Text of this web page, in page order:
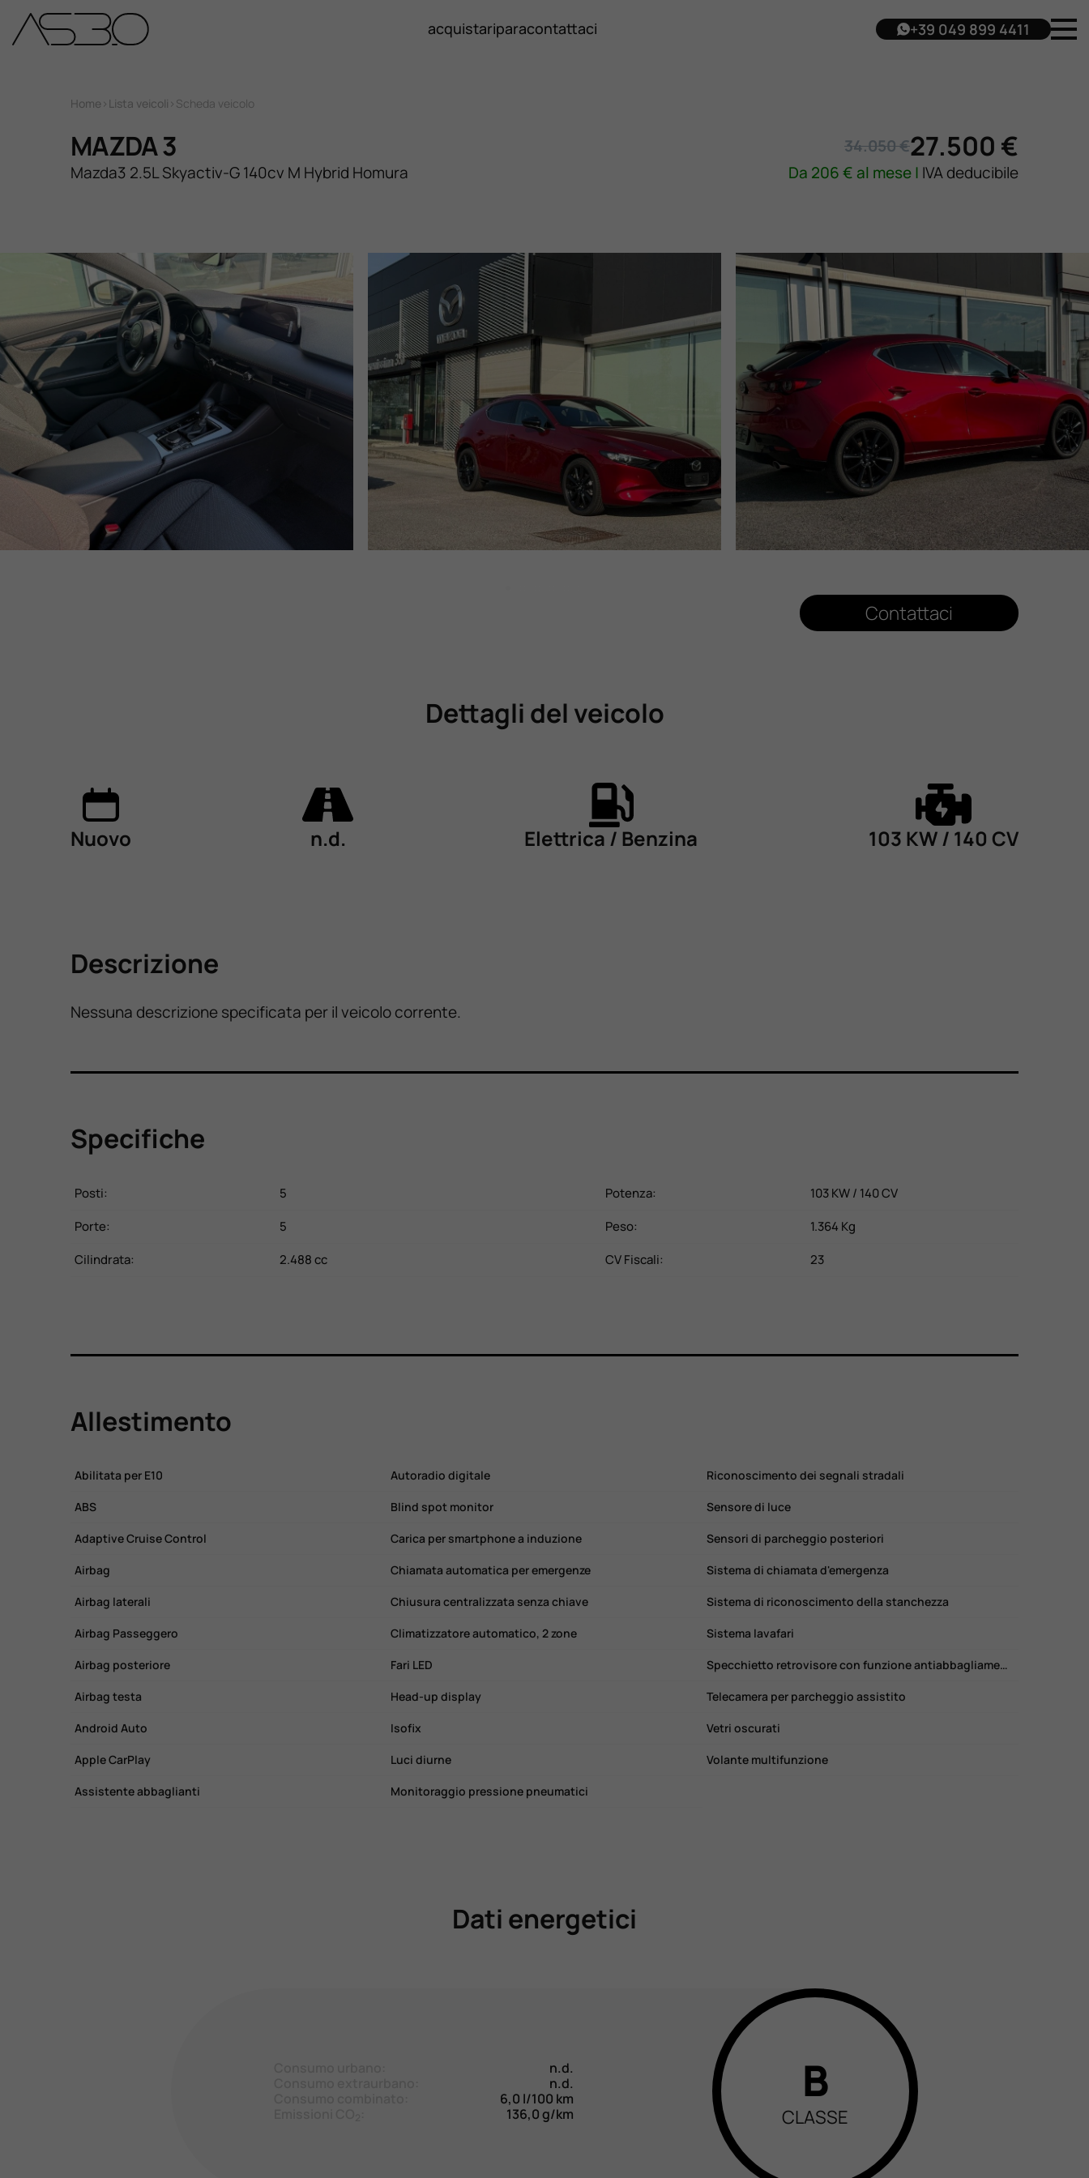
Auto Usate
Novità Sui Nostri Veicoli
Lavora Con Noi
Contattaci
acquistariparacontattaci +39 049 899 4411
Home > Lista veicoli > Scheda veicolo
MAZDA 3
Mazda3 2.5L Skyactiv-G 140cv M Hybrid Homura
34.050 €27.500 €
Da 206€ al mese | IVA deducibile
Contattaci
Dettagli del veicolo
Nuovo n.d. Elettrica / Benzina 103 KW / 140 CV
Descrizione
Nessuna descrizione specificata per il veicolo corrente.
Specifiche
Posti:
5
Porte:
5
Cilindrata:
2.488 cc
Potenza:
103 KW / 140 CV
Peso:
1.364 Kg
CV Fiscali:
23
Allestimento
Abilitata per E10
ABS
Adaptive Cruise Control
Airbag
Airbag laterali
Airbag Passeggero
Airbag posteriore
Airbag testa
Android Auto
Apple CarPlay
Assistente abbaglianti
Autoradio digitale
Blind spot monitor
Carica per smartphone a induzione
Chiamata automatica per emergenze
Chiusura centralizzata senza chiave
Climatizzatore automatico, 2 zone
Fari LED
Head-up display
Isofix
Luci diurne
Monitoraggio pressione pneumatici
Riconoscimento dei segnali stradali
Sensore di luce
Sensori di parcheggio posteriori
Sistema di chiamata d'emergenza
Sistema di riconoscimento della stanchezza
Sistema lavafari
Specchietto retrovisore con funzione antiabbagliamento
Telecamera per parcheggio assistito
Vetri oscurati
Volante multifunzione
Dati energetici
B
CLASSE
n.d.
n.d.
6,0 l/100 km
136,0 g/km